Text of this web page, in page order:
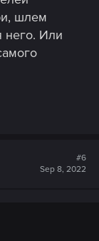
шлем
него. Или
#6
Sep 8, 2022